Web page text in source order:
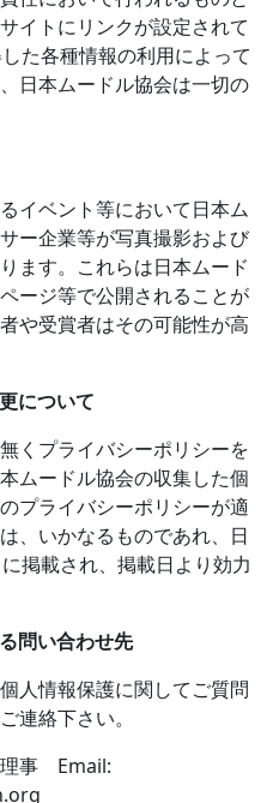
イトにリンクが設定されて
た各種情報の利用によって
日本ムードル協会は一切の
イベント等において日本ム
ー企業等が写真撮影および
ます。これらは日本ムード
ージ等で公開されることが
や受賞者はその可能性が高
について
くプライバシーポリシーを
ムードル協会の収集した個
プライバシーポリシーが適
、いかなるものであれ、日
掲載され、掲載日より効力
問い合わせ先
人情報保護に関してご質問
連絡下さい。
事 Email: